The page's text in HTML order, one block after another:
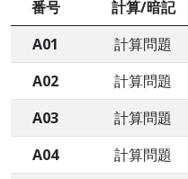
番号 計算/暗記
A01
計算問題
A02
計算問題
A03
計算問題
A04
計算問題